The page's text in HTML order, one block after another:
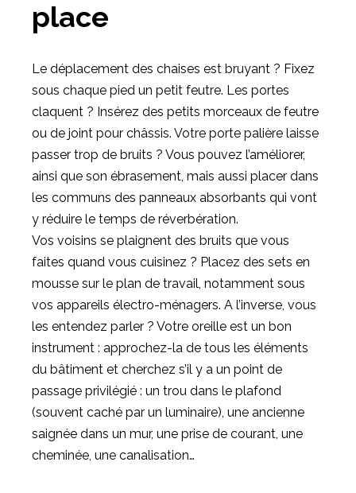
place
Le déplacement des chaises est bruyant ? Fixez
sous chaque pied un petit feutre. Les portes
claquent ? Insérez des petits morceaux de feutre
ou de joint pour châssis. Votre porte palière laisse
passer trop de bruits ? Vous pouvez l’améliorer,
ainsi que son ébrasement, mais aussi placer dans
les communs des panneaux absorbants qui vont
y réduire le temps de réverbération.
Vos voisins se plaignent des bruits que vous
faites quand vous cuisinez ? Placez des sets en
mousse sur le plan de travail, notamment sous
vos appareils électro-ménagers. A l’inverse, vous
les entendez parler ? Votre oreille est un bon
instrument : approchez-la de tous les éléments
du bâtiment et cherchez s’il y a un point de
passage privilégié : un trou dans le plafond
(souvent caché par un luminaire), une ancienne
saignée dans un mur, une prise de courant, une
cheminée, une canalisation…